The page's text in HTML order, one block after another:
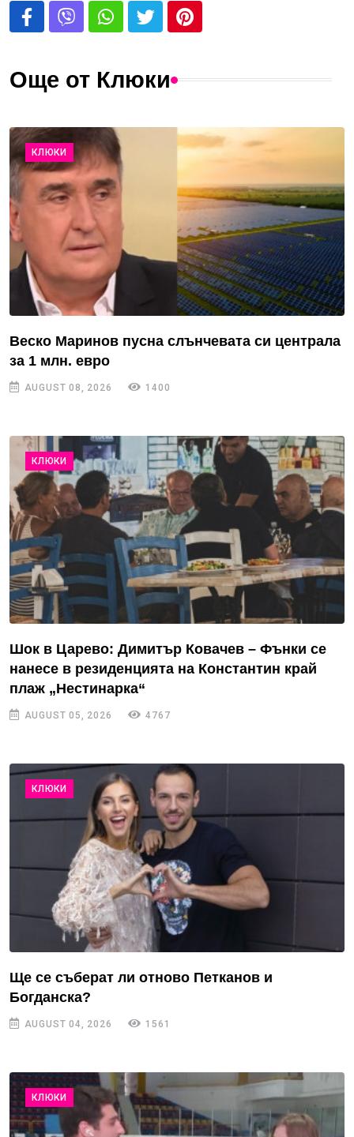
Още от Клюки
КЛЮКИ
Веско Маринов пусна слънчевата си централа
за 1 млн. евро
AUGUST 08, 2026 1400
КЛЮКИ
Шок в Царево: Димитър Ковачев – Фънки се
нанесе в резиденцията на Константин край
плаж „Нестинарка“
AUGUST 05, 2026 4767
КЛЮКИ
Ще се съберат ли отново Петканов и
Богданска?
AUGUST 04, 2026 1561
КЛЮКИ